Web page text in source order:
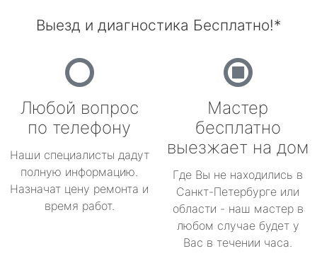
Выезд и диагностика Бесплатно!*
Любой вопрос
по телефону
Наши специалисты дадут
полную информацию.
Назначат цену ремонта и
время работ.
Мастер
бесплатно
выезжает на дом
Где Вы не находились в
Санкт-Петербурге или
области - наш мастер в
любом случае будет у
Вас в течении часа.